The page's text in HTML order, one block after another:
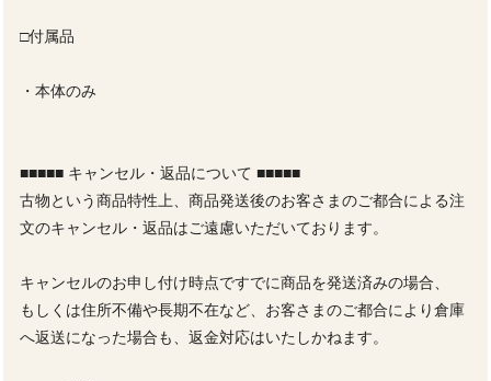
□付属品
・本体のみ
■■■■■ キャンセル・返品について ■■■■■
古物という商品特性上、商品発送後のお客さまのご都合による注
文のキャンセル・返品はご遠慮いただいております。
キャンセルのお申し付け時点ですでに商品を発送済みの場合、
もしくは住所不備や長期不在など、お客さまのご都合により倉庫
へ返送になった場合も、返金対応はいたしかねます。